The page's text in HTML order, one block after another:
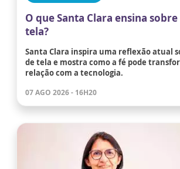
O que Santa Clara ensina
tela?
Santa Clara inspira uma reflexão atual
de tela e mostra como a fé pode
relação com a tecnologia.
07 AGO 2026 - 16H20